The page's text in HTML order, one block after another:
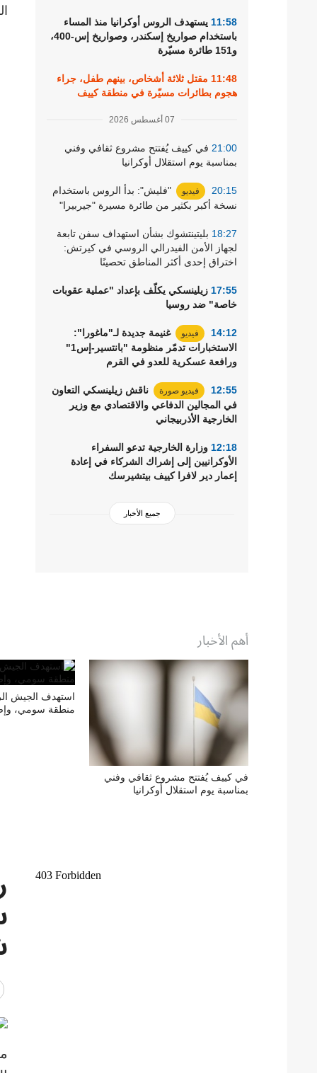
11:58 يستهدف الروس أوكرانيا منذ المساء
باستخدام صواريخ إسكندر، وصواريخ إس-400،
و151 طائرة مسيّرة
11:48 مقتل ثلاثة أشخاص، بينهم طفل، جراء
هجوم بطائرات مسيّرة في منطقة كييف
07 أغسطس 2026
21:00 في كييف يُفتتح مشروع ثقافي وفني
بمناسبة يوم استقلال أوكرانيا
20:15 فيديو
"فليش": بدأ الروس باستخدام
نسخة أكبر بكثير من طائرة مسيرة "جيربيرا"
18:27 بليتينتشوك بشأن استهداف سفن تابعة
لجهاز الأمن الفيدرالي الروسي في كيرتش:
اختراق إحدى أكثر المناطق تحصينًا
17:55 زيلينسكي يكلّف بإعداد "عملية عقوبات
خاصة" ضد روسيا
14:12 فيديو
غنيمة جديدة لـ"ماغورا":
الاستخبارات تدمّر منظومة "بانتسير-إس1"
ورافعة عسكرية للعدو في القرم
12:55 فيديو صورة
ناقش زيلينسكي التعاون
في المجالين الدفاعي والاقتصادي مع وزير
الخارجية الأذربيجاني
12:18 وزارة الخارجية تدعو السفراء
الأوكرانيين إلى إشراك الشركاء في إعادة
إعمار دير لافرا كييف بيتشيرسك
جميع الأخبار
أهم الأخبار
في كييف يُفتتح مشروع ثقافي وفني
بمناسبة يوم استقلال أوكرانيا
استهدف الجيش
منطقة سومي،